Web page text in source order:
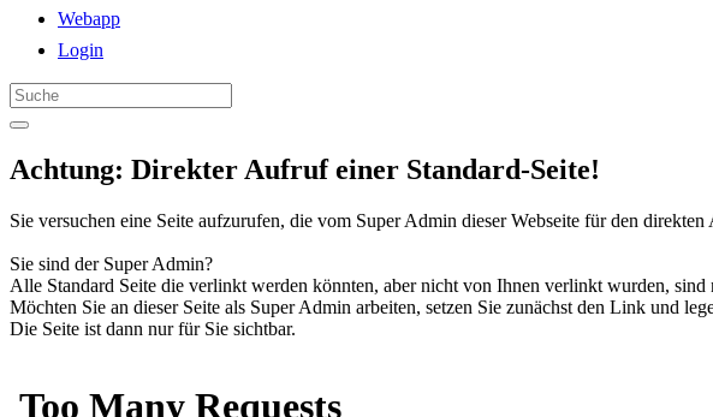
Webapp
Login
Achtung: Direkter Aufruf einer Standard-Seite!
Sie versuchen eine Seite aufzurufen, die vom Super Admin dieser Webseite für den
Sie sind der Super Admin?
Alle Standard Seite die verlinkt werden könnten, aber nicht von Ihnen verlinkt wurden,
Möchten Sie an dieser Seite als Super Admin arbeiten, setzen Sie zunächst den Link und
Die Seite ist dann nur für Sie sichtbar.